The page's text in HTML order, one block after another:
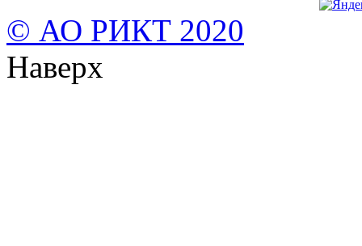
© АО РИКТ 2020
Наверх